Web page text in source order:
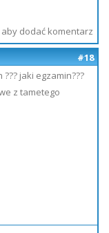
aby dodać komentarz
#18
jaki egzamin???
z tametego